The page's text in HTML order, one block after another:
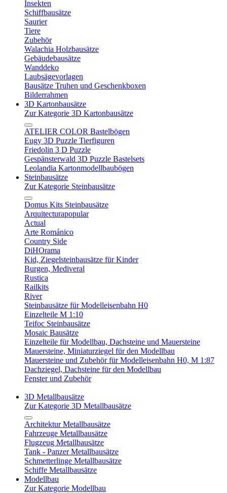
Insekten
Schiffbausätze
Saurier
Tiere
Zubehör
Walachia Holzbausätze
Gebäudebausätze
Wanddeko
Laubsägevorlagen
Bausätze Truhen und Geschenkboxen
Bilderrahmen
3D Kartonbausätze
Zur Kategorie 3D Kartonbausätze
ATELIER COLOR Bastelbögen
Eugy 3D Puzzle Tierfiguren
Friedolin 3 D Puzzle
Gespänsterwald 3D Puzzle Bastelsets
Leolandia Kartonmodellbaubögen
Steinbausätze
Zur Kategorie Steinbausätze
Domus Kits Steinbausätze
Arquitecturapopular
Actual
Arte Románico
Country Side
DiHOrama
Kid, Ziegelsteinbausätze für Kinder
Burgen, Mediveral
Rustica
Railkits
River
Steinbausätze für Modelleisenbahn H0
Einzelteile M 1:10
Teifoc Steinbausätze
Mosaic Bausätze
Einzelteile für Modellbau, Dachsteine und Mauersteine
Mauersteine, Miniaturziegel für den Modellbau
Mauersteine und Zubehör für Modelleisenbahn H0, M 1:87
Dachziegel, Dachsteine für den Modellbau
Fenster und Zubehör
3D Metallbausätze
Zur Kategorie 3D Metallbausätze
Architektur Metallbausätze
Fahrzeuge Metallbausätze
Flugzeug Metallbausätze
Tank - Panzer Metallbausätze
Schmetterlinge Metallbausätze
Schiffe Metallbausätze
Modellbau
Zur Kategorie Modellbau